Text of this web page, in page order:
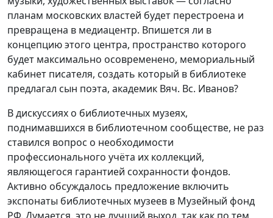
планам московских властей будет перестроена и
превращена в медиацентр. Впишется ли в
концепцию этого центра, пространство которого
будет максимально осовременено, мемориальный
кабинет писателя, создать который в библиотеке
предлагал сын поэта, академик Вяч. Вс. Иванов?
В дискуссиях о библиотечных музеях,
поднимавшихся в библиотечном сообществе, не раз
ставился вопрос о необходимости
профессионального учёта их коллекций,
являющегося гарантией сохранности фондов.
Активно обсуждалось предложение включить
экспонаты библиотечных музеев в Музейный фонд